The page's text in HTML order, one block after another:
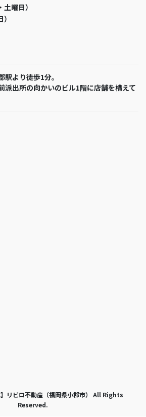
曜日）
駅より徒歩1分。
派出所の向かいのビル1階に店舗を構えて
リビロ不動産（福岡県小郡市） All Rights
Reserved.